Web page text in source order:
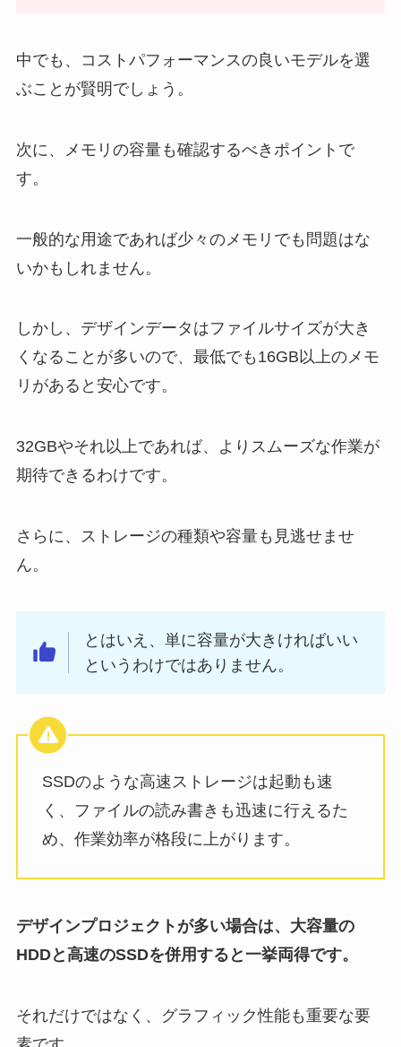
中でも、コストパフォーマンスの良いモデルを選
ぶことが賢明でしょう。
次に、メモリの容量も確認するべきポイントで
す。
一般的な用途であれば少々のメモリでも問題はな
いかもしれません。
しかし、デザインデータはファイルサイズが大き
くなることが多いので、最低でも16GB以上のメモ
リがあると安心です。
32GBやそれ以上であれば、よりスムーズな作業が
期待できるわけです。
さらに、ストレージの種類や容量も見逃せませ
ん。
とはいえ、単に容量が大きければいい
というわけではありません。
SSDのような高速ストレージは起動も速
く、ファイルの読み書きも迅速に行えるた
め、作業効率が格段に上がります。
デザインプロジェクトが多い場合は、大容量の
HDDと高速のSSDを併用すると一挙両得です。
それだけではなく、グラフィック性能も重要な要